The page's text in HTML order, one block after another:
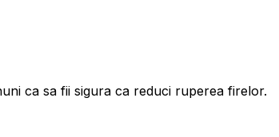
ca sa fii sigura ca reduci ruperea firelor.